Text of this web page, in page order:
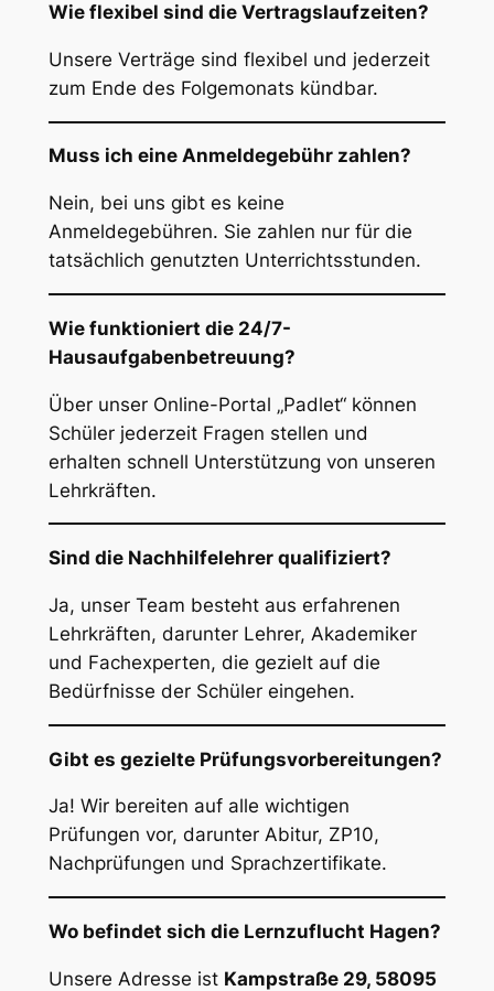
Wie flexibel sind die Vertragslaufzeiten?
Unsere Verträge sind flexibel und jederzeit
zum Ende des Folgemonats kündbar.
Muss ich eine Anmeldegebühr zahlen?
Nein, bei uns gibt es keine
Anmeldegebühren. Sie zahlen nur für die
tatsächlich genutzten Unterrichtsstunden.
Wie funktioniert die 24/7-
Hausaufgabenbetreuung?
Über unser Online-Portal „Padlet“ können
Schüler jederzeit Fragen stellen und
erhalten schnell Unterstützung von unseren
Lehrkräften.
Sind die Nachhilfelehrer qualifiziert?
Ja, unser Team besteht aus erfahrenen
Lehrkräften, darunter Lehrer, Akademiker
und Fachexperten, die gezielt auf die
Bedürfnisse der Schüler eingehen.
Gibt es gezielte Prüfungsvorbereitungen?
Ja! Wir bereiten auf alle wichtigen
Prüfungen vor, darunter Abitur, ZP10,
Nachprüfungen und Sprachzertifikate.
Wo befindet sich die Lernzuflucht Hagen?
Unsere Adresse ist Kampstraße 29, 58095